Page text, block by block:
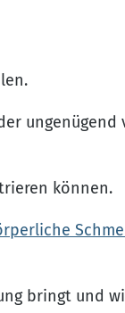
können.
bringt und